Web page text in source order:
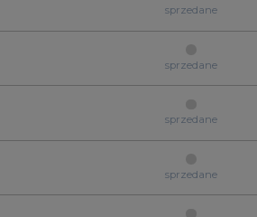
sprzedane
sprzedane
sprzedane
sprzedane